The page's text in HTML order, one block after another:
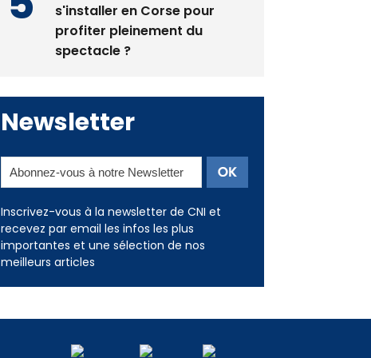
s'installer en Corse pour
profiter pleinement du
spectacle ?
Newsletter
Inscrivez-vous à la newsletter de CNI et
recevez par email les infos les plus
importantes et une sélection de nos
meilleurs articles